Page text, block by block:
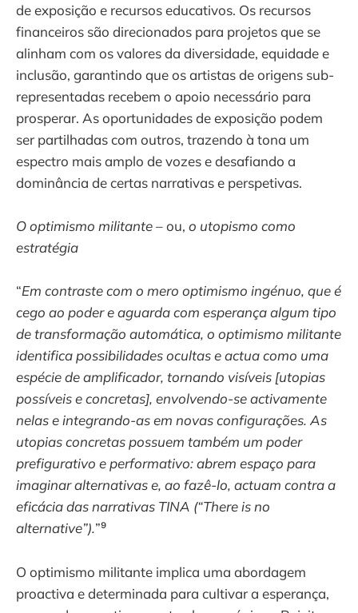
de exposição e recursos educativos. Os recursos
financeiros são direcionados para projetos que se
alinham com os valores da diversidade, equidade e
inclusão, garantindo que os artistas de origens sub-
representadas recebem o apoio necessário para
prosperar. As oportunidades de exposição podem
ser partilhadas com outros, trazendo à tona um
espectro mais amplo de vozes e desafiando a
dominância de certas narrativas e perspetivas.
O optimismo militante– ou, o utopismo como
estratégia
“Em contraste com o mero optimismo ingénuo, que é
cego ao poder e aguarda com esperança algum tipo
de transformação automática, o optimismo militante
identifica possibilidades ocultas e actua como uma
espécie de amplificador, tornando visíveis [utopias
possíveis e concretas], envolvendo-se activamente
nelas e integrando-as em novas configurações. As
utopias concretas possuem também um poder
prefigurativo e performativo: abrem espaço para
imaginar alternativas e, ao fazê-lo, actuam contra a
eficácia das narrativas TINA (“There is no
alternative”).”⁹
O optimismo militante implica uma abordagem
proactiva e determinada para cultivar a esperança,